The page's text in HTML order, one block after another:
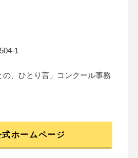
1
の、ひとり言」コンクール事務
式ホームページ